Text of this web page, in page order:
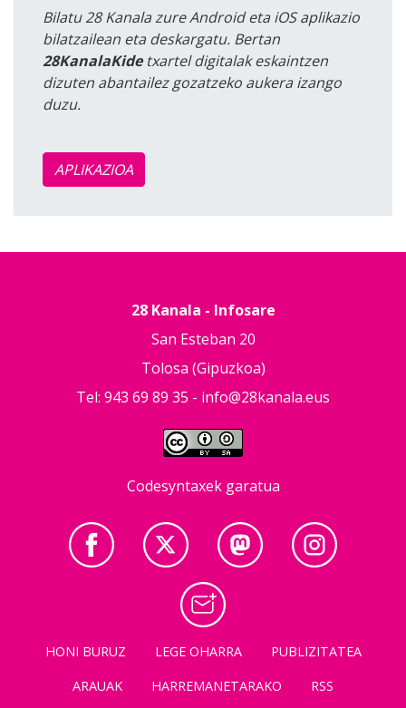
Bilatu 28 Kanala zure Android eta iOS aplikazio
bilatzailean eta deskargatu. Bertan
28KanalaKidetxartel digitalak eskaintzen
dizuten abantailez gozatzeko aukera izango
duzu.
APLIKAZIOA
28 Kanala - Infosare
San Esteban 20
Tolosa (Gipuzkoa)
Tel: 943 69 89 35 - info@28kanala.eus
Codesyntaxek garatua
HONI BURUZ LEGE OHARRA
PUBLIZITATEA
ARAUAK
HARREMANETARAKO RSS